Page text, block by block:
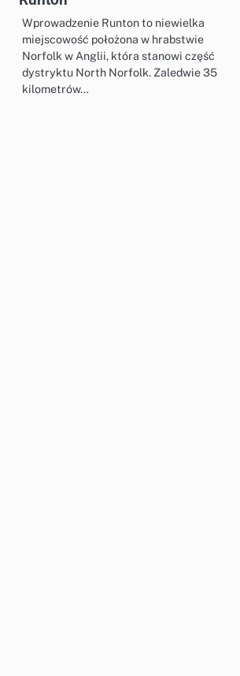
Wprowadzenie Runton to niewielka
miejscowość położona w hrabstwie
Norfolk w Anglii, która stanowi część
dystryktu North Norfolk. Zaledwie 35
kilometrów…